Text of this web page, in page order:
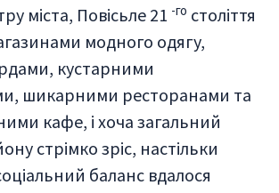
міста, Повісьле 21 -го століття
модного одягу,
кустарними
шикарними ресторанами та
кафе, і хоча загальний
стрімко зріс, настільки
баланс вдалося